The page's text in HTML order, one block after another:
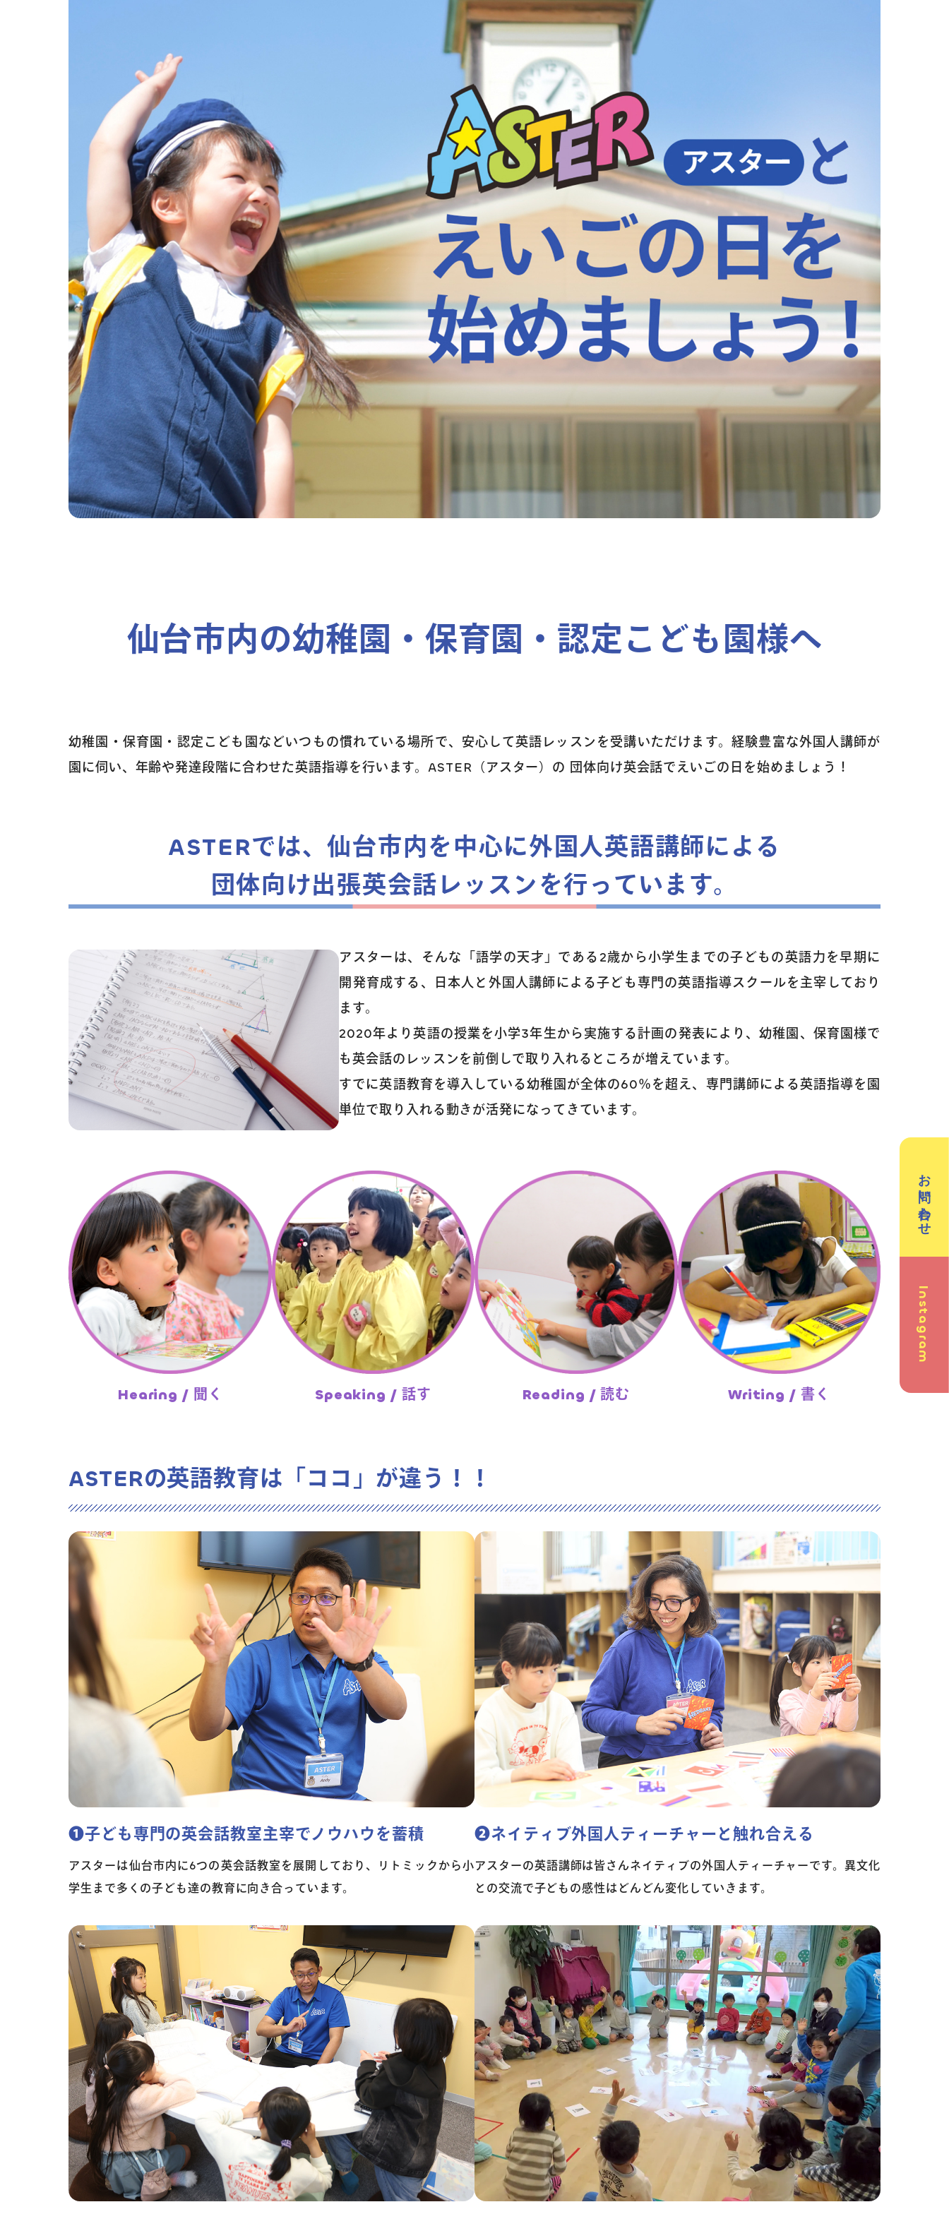
トップページ
コース案内
英会話／プログラミング／3Dデザイン／学童保育
英会話（未就学児） 英会話（小学生） 英会話（中学生）
学童保育
クリエイティブテック
ラボ
週2回で広がる世界
スタッフ紹介
アクセス
よくあるご質問
新着情報
コラム・読み物
お問い合わせ
Instagram
仙台市内の幼稚園・保育園・認定こども園様へ
幼稚園・保育園・認定こども園などいつもの慣れている場所で、安心して英語レッスンを受講いただけます。経験豊富な外国人講師が
園に伺い、年齢や発達段階に合わせた英語指導を行います。ASTER（アスター）の 団体向け英会話でえいごの日を始めましょう！
ASTERでは、仙台市内を中心に外国人英語講師による
団体向け出張英会話レッスンを行っています。
アスターは、そんな「語学の天才」である2歳から小学生までの子どもの英語力を早期に
開発育成する、日本人と外国人講師による子ども専門の英語指導スクールを主宰しており
ます。
2020年より英語の授業を小学3年生から実施する計画の発表により、幼稚園、保育園様で
も英会話のレッスンを前倒しで取り入れるところが増えています。
すでに英語教育を導入している幼稚園が全体の60％を超え、専門講師による英語指導を園
単位で取り入れる動きが活発になってきています。
Hearing / 聞く Speaking / 話す Reading / 読む Writing / 書く
ASTERの英語教育は「ココ」が違う！！
❶子ども専門の英会話教室主宰でノウハウを蓄積
アスターは仙台市内に6つの英会話教室を展開しており、リトミックから小
学生まで多くの子ども達の教育に向き合っています。
❷ネイティブ外国人ティーチャーと触れ合える
アスターの英語講師は皆さんネイティブの外国人ティーチャーです。異文化
との交流で子どもの感性はどんどん変化していきます。